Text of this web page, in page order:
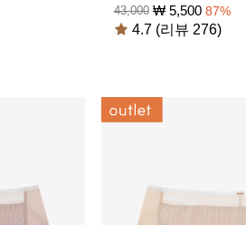
43,000 ₩ 5,500 87%
4.7 (리뷰 276)